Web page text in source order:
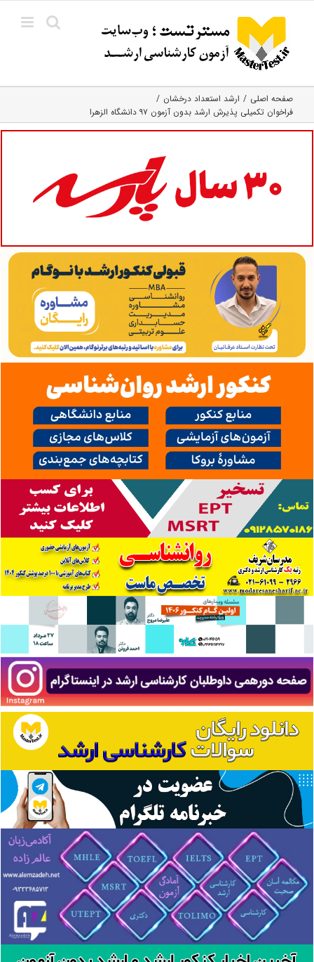
content
صفحه اصلی
ارشد استعداد درخشان
فراخوان تکمیلی پذیرش ارشد بدون آزمون ۹۷ دانشگاه الزهرا